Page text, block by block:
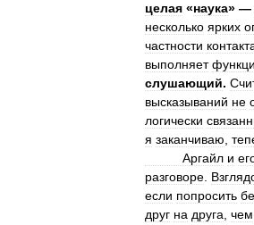
целая «наука» —
несколько ярких
частности
выполняет
слушающий.
высказываний не
логически
я заканчиваю
Аргайл и
разговоре
если попросить
друг на друга чем